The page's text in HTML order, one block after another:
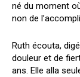
né du moment
non de
Ruth écouta,
douleur et de
ans. Elle alla